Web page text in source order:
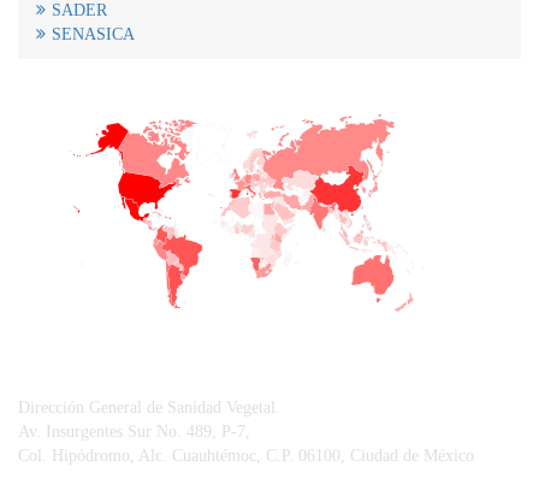
SADER
SENASICA
Dirección General de Sanidad Vegetal.
Av. Insurgentes Sur No. 489, P-7,
Col. Hipódromo, Alc. Cuauhtémoc, C.P. 06100, Ciudad de México